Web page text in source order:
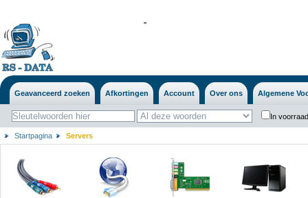
''
Geavanceerd zoeken Afkortingen Account Over ons Algemene
In
Startpagina Servers